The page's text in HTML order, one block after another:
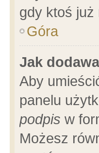
gdy ktoś już
Góra
Jak
Aby
panelu
podpis w
Możesz